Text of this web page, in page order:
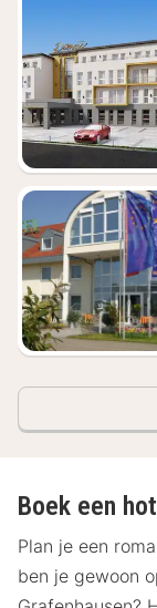
Boek een
Plan je een
ben je gewoon